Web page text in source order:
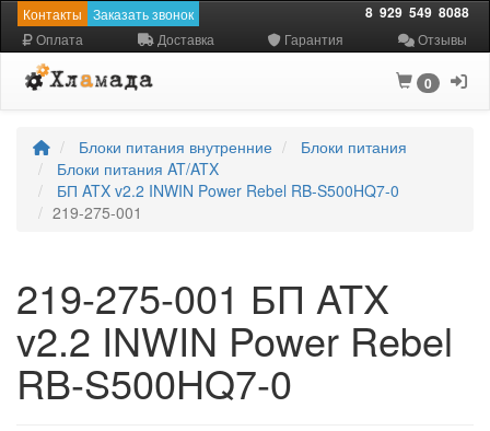
Контакты Заказать звонок 8 929 549 8088
Оплата Доставка Гарантия Отзывы
0
Блоки питания внутренние
Блоки питания
Блоки питания AT/ATX
БП ATX v2.2 INWIN Power Rebel RB-S500HQ7-0
219-275-001
219-275-001 БП ATX
v2.2 INWIN Power Rebel
RB-S500HQ7-0